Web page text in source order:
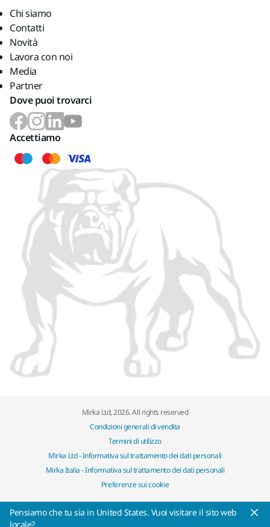
Chi siamo
Contatti
Novità
Lavora con noi
Media
Partner
Dove puoi trovarci
Accettiamo
Mirka Ltd, 2026. All rights reserved
Condizioni generali di vendita
Termini di utilizzo
Mirka Ltd - Informativa sul trattamento dei dati personali
Mirka Italia - Informativa sul trattamento dei dati personali
Preferenze sui cookie
Pensiamo che tu sia in United States. Vuoi visitare il sito web
locale?